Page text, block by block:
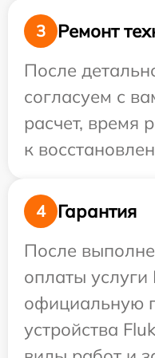
3
Ремонт
После
согласуем с
расчет, время
к
4
Гарантия
После
оплаты
официальную
устройства